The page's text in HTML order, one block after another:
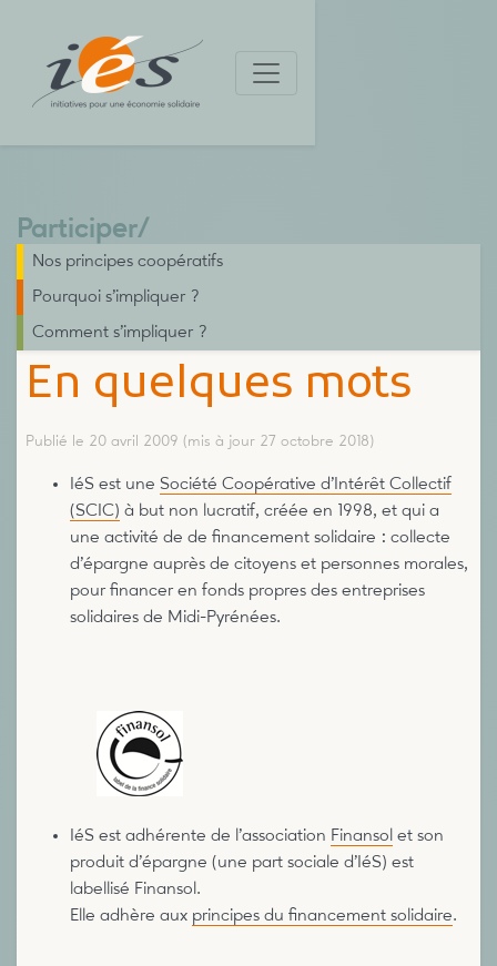
En quelques mots
Publié le 20 avril 2009 (mis à jour 27 octobre 2018)
IéS est une Société Coopérative d’Intérêt Collectif
(SCIC) à but non lucratif, créée en 1998, et qui a
une activité de de financement solidaire : collecte
d’épargne auprès de citoyens et personnes morales,
pour financer en fonds propres des entreprises
solidaires de Midi-Pyrénées.
IéS est adhérente de l’association Finansol et son
produit d’épargne (une part sociale d’IéS) est
labellisé Finansol.
Elle adhère aux principes du financement solidaire.
Participer/
Nos principes coopératifs
Pourquoi s’impliquer ?
Comment s’impliquer ?